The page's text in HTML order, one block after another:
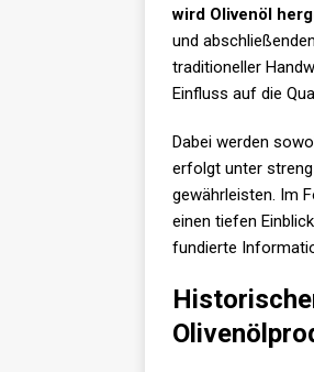
wird Olivenöl
und
traditioneller
Einfluss auf die
Dabei werden
erfolgt unter
gewährleisten. Im
einen tiefen
fundierte